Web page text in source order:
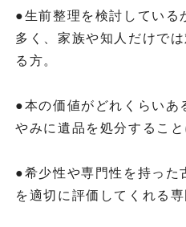
●生前整理を検討している
多く、家族や知人だけで
る方。
●本の価値がどれくらいあ
やみに遺品を処分すること
●希少性や専門性を持った
を適切に評価してくれる